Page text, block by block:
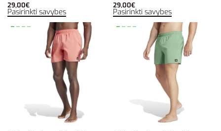
29,00€
Pasirinkti savybes
29,00€
Pasirinkti savybes